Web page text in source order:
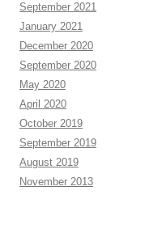
September 2021
January 2021
December 2020
September 2020
May 2020
April 2020
October 2019
September 2019
August 2019
November 2013